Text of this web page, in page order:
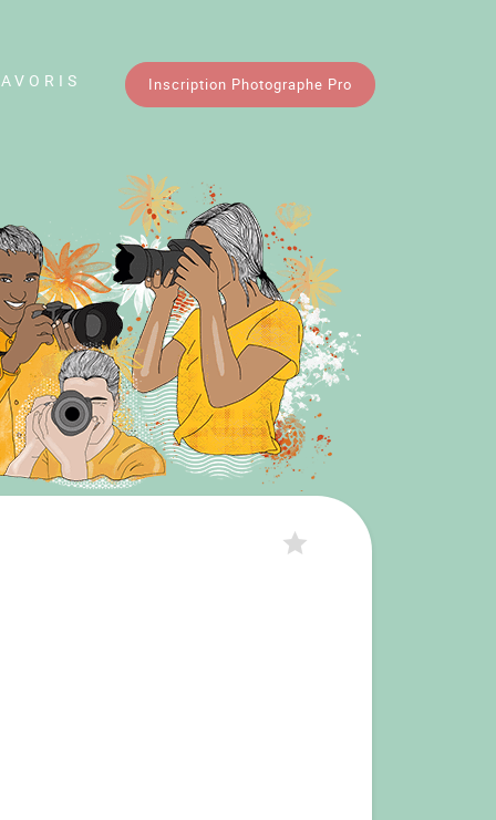
Inscription Photographe Pro